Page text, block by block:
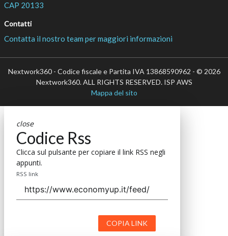
CAP 20133
Contatti
Contatta il nostro team per maggiori informazioni
Nextwork360 - Codice fiscale e Partita IVA 13868590962 - © 2026
Nextwork360. ALL RIGHTS RESERVED. ISP AWS
Mappa del sito
close
Codice Rss
Clicca sul pulsante per copiare il link RSS negli
appunti.
RSS link
COPIA LINK